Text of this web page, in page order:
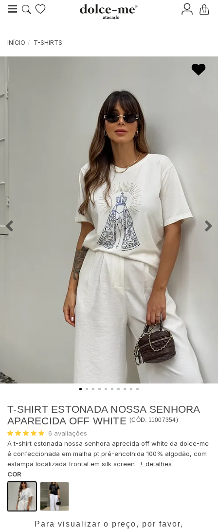
0
INÍCIO T-SHIRTS
T-SHIRT ESTONADA NOSSA SENHORA
APARECIDA OFF WHITE (CÓD. 11007354)
6 avaliações
A t-shirt estonada nossa senhora aprecida off white da dolce-me
é confeccionada em malha pt pré-encolhida 100% algodão, com
estampa localizada frontal em silk screen
+ detalhes
COR
Para visualizar o preço, por favor,